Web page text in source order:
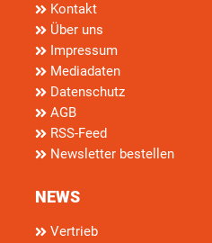
Kontakt
Über uns
Impressum
Mediadaten
Datenschutz
AGB
RSS-Feed
Newsletter bestellen
NEWS
Vertrieb